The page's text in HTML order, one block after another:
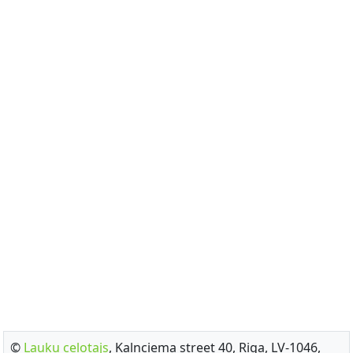
© Lauku celotajs, Kalnciema street 40, Riga, LV-1046,